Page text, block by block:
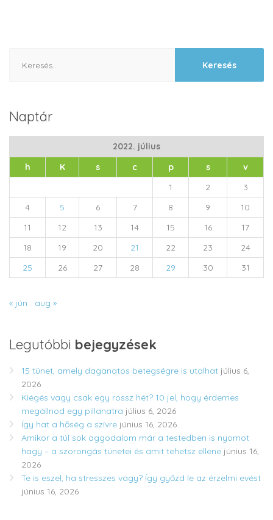
Naptár
2022. július
h
K s c p s
v
1
2
3
4
5 6 7 8 9
10
11
12 13 14 15 16
17
18
19 20 21 22 23
24
25
26 27 28 29 30 31
« jún aug »
Legutóbbi bejegyzések
15 tünet, amely daganatos betegségre is utalhat július 6,
2026
Kiégés vagy csak egy rossz hét? 10 jel, hogy érdemes
megállnod egy pillanatra július 6, 2026
Így hat a hőség a szívre június 16, 2026
Amikor a túl sok aggodalom már a testedben is nyomot
hagy – a szorongás tünetei és amit tehetsz ellene június 16,
2026
Te is eszel, ha stresszes vagy? Így győzd le az érzelmi evést
június 16, 2026